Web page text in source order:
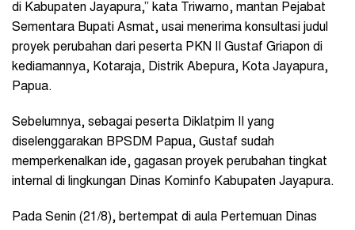
di Kabupaten Jayapura,” kata Triwarno, mantan Pejabat
Sementara Bupati Asmat, usai menerima konsultasi judul
proyek perubahan dari peserta PKN II Gustaf Griapon di
kediamannya, Kotaraja, Distrik Abepura, Kota Jayapura,
Papua.
Sebelumnya, sebagai peserta Diklatpim II yang
diselenggarakan BPSDM Papua, Gustaf sudah
memperkenalkan ide, gagasan proyek perubahan tingkat
internal di lingkungan Dinas Kominfo Kabupaten Jayapura.
Pada Senin (21/8), bertempat di aula Pertemuan Dinas